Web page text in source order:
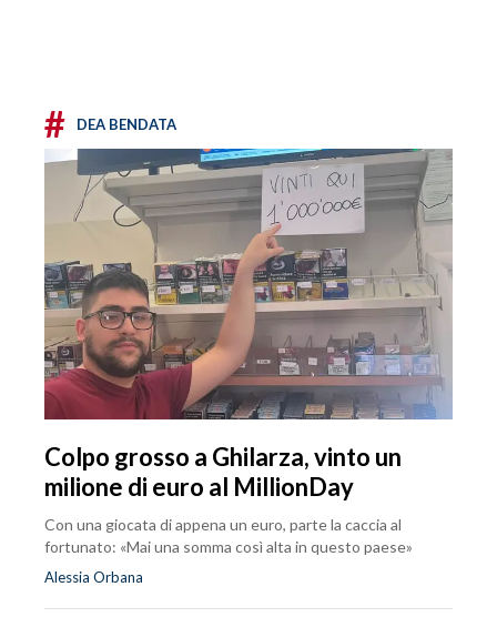
# DEA BENDATA
Colpo grosso a Ghilarza, vinto un
milione di euro al MillionDay
Con una giocata di appena un euro, parte la caccia al
fortunato: «Mai una somma così alta in questo paese»
Alessia Orbana